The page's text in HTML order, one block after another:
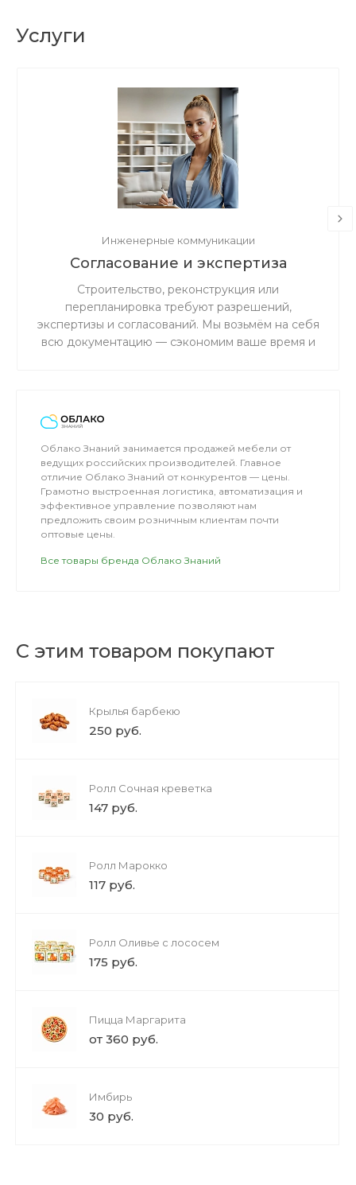
Услуги
Инженерные коммуникации
Согласование и экспертиза
Строительство, реконструкция или
перепланировка требуют разрешений,
экспертизы и согласований. Мы возьмём на себя
всю документацию — сэкономим ваше время и
Облако Знаний занимается продажей мебели от
ведущих российских производителей. Главное
отличие Облако Знаний от конкурентов — цены.
Грамотно выстроенная логистика, автоматизация и
эффективное управление позволяют нам
предложить своим розничным клиентам почти
оптовые цены.
Все товары бренда Облако Знаний
С этим товаром покупают
Крылья барбекю
250 руб.
Ролл Сочная креветка
147 руб.
Ролл Марокко
117 руб.
Ролл Оливье с лососем
175 руб.
Пицца Маргарита
от 360 руб.
Имбирь
30 руб.